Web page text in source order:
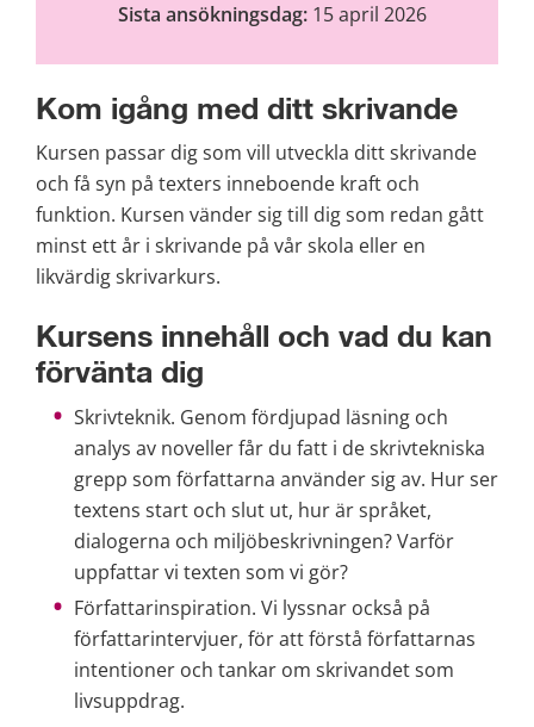
Sista ansökningsdag: 15 april 2026
Kom igång med ditt skrivande
Kursen passar dig som vill utveckla ditt skrivande
och få syn på texters inneboende kraft och
funktion. Kursen vänder sig till dig som redan gått
minst ett år i skrivande på vår skola eller en
likvärdig skrivarkurs.
Kursens innehåll och vad du kan
förvänta dig
Skrivteknik. Genom fördjupad läsning och
analys av noveller får du fatt i de skrivtekniska
grepp som författarna använder sig av. Hur ser
textens start och slut ut, hur är språket,
dialogerna och miljöbeskrivningen? Varför
uppfattar vi texten som vi gör?
Författarinspiration. Vi lyssnar också på
författarintervjuer, för att förstå författarnas
intentioner och tankar om skrivandet som
livsuppdrag.